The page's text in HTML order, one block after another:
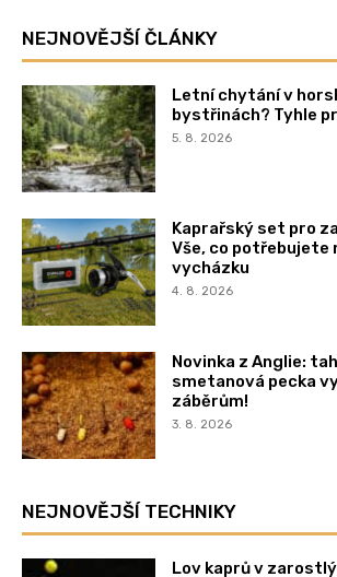
NEJNOVĚJŠÍ ČLÁNKY
Letní chytání v
bystřinách? Tyhle
5. 8. 2026
Kaprařský set pro
Vše, co potřebujete
vycházku
4. 8. 2026
Novinka z Anglie:
smetanová pecka
záběrům!
3. 8. 2026
NEJNOVĚJŠÍ TECHNIKY
Lov kaprů v